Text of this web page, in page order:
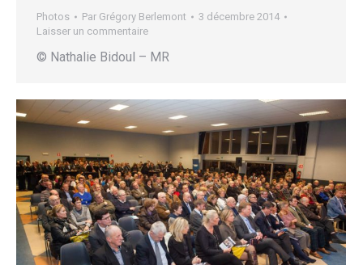
Photos Par Grégory Berlemont
3 décembre 2014
Laisser un commentaire
© Nathalie Bidoul – MR